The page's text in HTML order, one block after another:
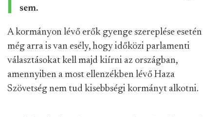
sem.
A kormányon lévő erők gyenge szereplése esetén
még arra is van esély, hogy időközi parlamenti
választásokat kell majd kiírni az országban,
amennyiben a most ellenzékben lévő Haza
Szövetség nem tud kisebbségi kormányt alkotni.